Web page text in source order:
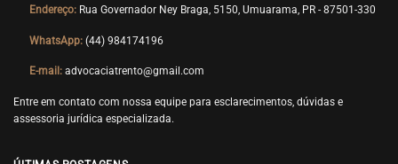
Endereço: Rua Governador Ney Braga, 5150, Umuarama, PR - 87501-330
WhatsApp: (44) 984174196
E-mail: advocaciatrento@gmail.com
Entre em contato com nossa equipe para esclarecimentos, dúvidas e
assessoria jurídica especializada.